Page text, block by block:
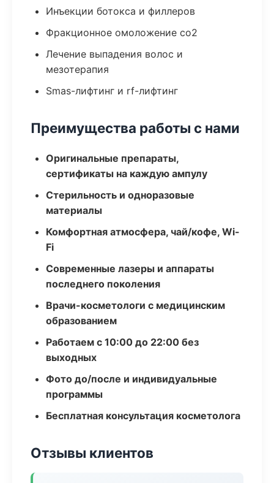
Инъекции ботокса и филлеров
Фракционное омоложение co2
Лечение выпадения волос и
мезотерапия
Smas-лифтинг и rf-лифтинг
Преимущества работы с нами
Оригинальные препараты,
сертификаты на каждую ампулу
Стерильность и одноразовые
материалы
Комфортная атмосфера, чай/кофе, Wi-
Fi
Современные лазеры и аппараты
последнего поколения
Врачи-косметологи с медицинским
образованием
Работаем с 10:00 до 22:00 без
выходных
Фото до/после и индивидуальные
программы
Бесплатная консультация косметолога
Отзывы клиентов